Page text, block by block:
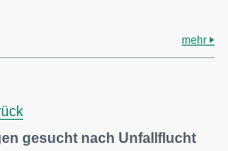
mehr
gesucht nach Unfallflucht